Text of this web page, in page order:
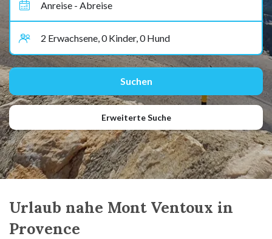
Erweiterte Suche
Urlaub nahe Mont Ventoux in
Provence